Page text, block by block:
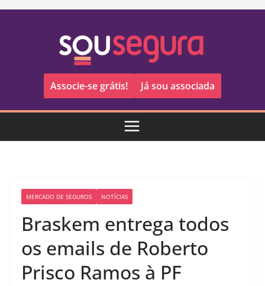
Pular
Associe-se grátis! Já sou associada
MERCADO DE SEGUROS NOTÍCIAS
Braskem entrega todos
os emails de Roberto
Prisco Ramos à PF